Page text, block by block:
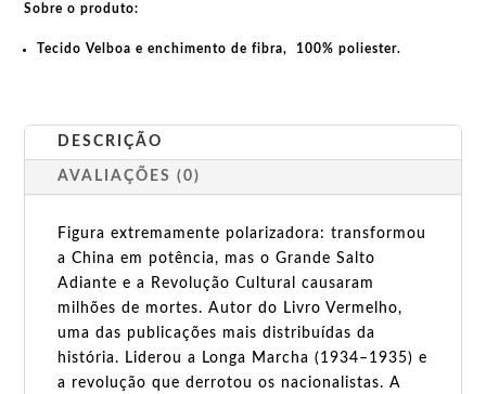
Sobre o produto:
Tecido Velboa e enchimento de fibra, 100% poliester.
DESCRIÇÃO
AVALIAÇÕES (0)
Figura extremamente polarizadora: transformou
a China em potência, mas o Grande Salto
Adiante e a Revolução Cultural causaram
milhões de mortes. Autor do Livro Vermelho,
uma das publicações mais distribuídas da
história. Liderou a Longa Marcha (1934–1935) e
a revolução que derrotou os nacionalistas. A